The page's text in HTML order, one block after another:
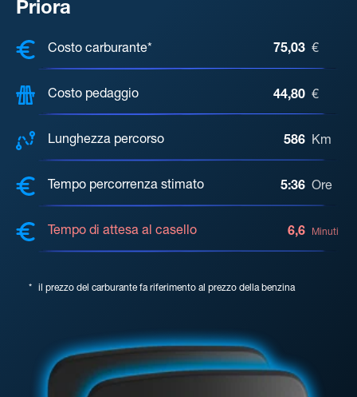
Priora
COSTI, DISTANZA, TEMPO DI
Costo carburante* 75,03 €
Costo pedaggio 44,80 €
Lunghezza percorso 586 Km
Tempo percorrenza stimato 5:36 Ore
Tempo di attesa al casello 6,6 Minuti
* il prezzo del carburante fa riferimento al prezzo della benzina